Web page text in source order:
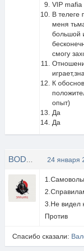
VIP mafia
В телеге
меня
большой
смогу
К
опыт)
Да
Да
24 января
3.Не видел
Против
Спасибо сказали: